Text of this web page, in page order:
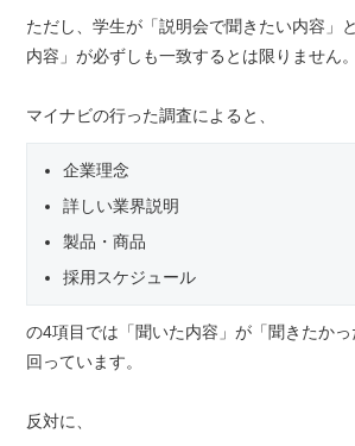
ただし、学生が「説明会で聞きたい内容」
内容」が必ずしも一致するとは限りません。
マイナビの行った調査によると、
企業理念
詳しい業界説明
製品・商品
採用スケジュール
の4項目では「聞いた内容」が「聞きたか
回っています。
反対に、